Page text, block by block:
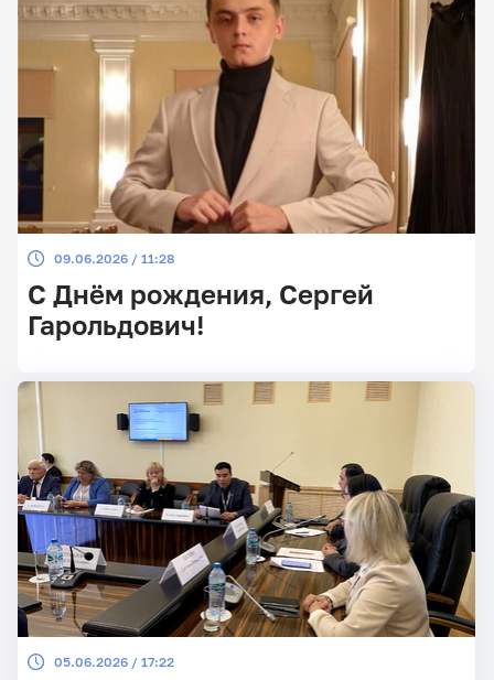
09.06.2026 / 11:28
С Днём рождения, Сергей
Гарольдович!
05.06.2026 / 17:22